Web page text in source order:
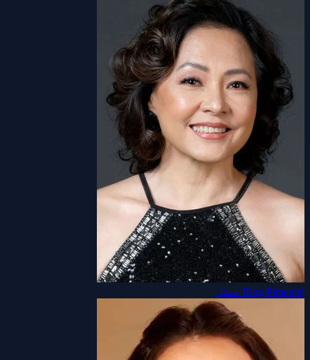
Bing Pimentel ممثل